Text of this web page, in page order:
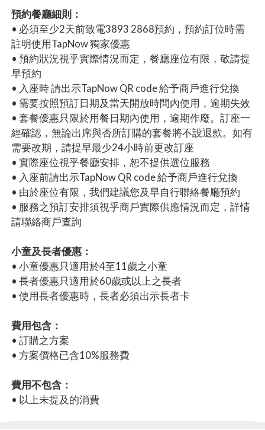
預約餐廳細則：
• 必須至少2天前致電3893 2868預約，預約訂位時需
註明使用TapNow 獨家優惠
• 預約狀況視乎實際情況而定，餐廳座位有限，敬請提
早預約
• 入座時 請出示TapNow QR code 給予商戶進行兌換
• 需要按照預訂日期及當天開放時間內使用，逾期失效
• 套餐優惠只限於用餐日期內使用，逾期作廢。訂座一
經確認，無論出席與否所訂購的套餐將不設退款。如有
需要改期，請提早最少24小時前更改訂座
• 實際座位視乎餐廳安排，恕不提供選位服務
• 入座前請出示TapNow QR code 給予商戶進行兌換
• 由於座位有限，我們建議您及早自行聯絡餐廳預約
• 服務之預訂安排須視乎商戶實際供應情況而定，詳情
請聯絡商戶查詢
小童及長者優惠：
• 小童優惠只適用於4至11歲之小童
• 長者優惠只適用於60歲或以上之長者
• 使用長者優惠時，長者必須出示長者卡
費用包含：
• 訂購之方案
• 方案價格已含10%服務費
費用不包含：
• 以上未提及的消費